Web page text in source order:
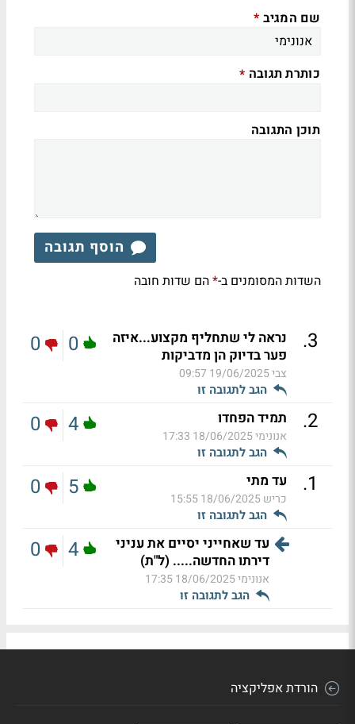
שם המגיב *
כותרת תגובה *
תוכן התגובה
הוסף תגובה
השדות המסומנים ב-*הם שדות חובה
3
.
נראה לי שתחליף מקצוע...איזה
פער בדיוק הן מדביקות
צבי19/06/2025 09:57
הגב לתגובה זו
0
0
2
. תמיד הפחדו
אנונימי18/06/2025 17:33
הגב לתגובה זו
4
0
1
. עד מתי
כריש18/06/2025 15:55
הגב לתגובה זו
5
0
עד שאחייני יסיים את עניני
דירתו החדשה..... (ל"ת)
אנונימי18/06/2025 17:35
הגב לתגובה זו
4
0
הורדת אפליקציה